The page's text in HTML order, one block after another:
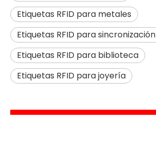
Etiquetas RFID para metales
Etiquetas RFID para sincronización
Etiquetas RFID para biblioteca
Etiquetas RFID para joyería